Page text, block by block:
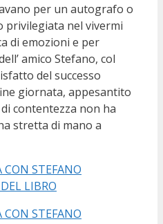
per un autografo o
privilegiata nel vivermi
di emozioni e per
amico Stefano, col
del successo
giornata, appesantito
contentezza non ha
stretta di mano a